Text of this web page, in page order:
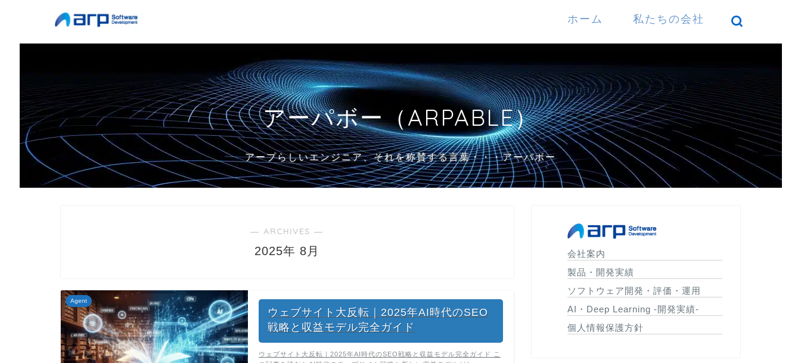
ホーム 私たちの会社
アーパボー（ARPABLE）
アープらしいエンジニア、それを称賛する言葉・・・アーパボー
― ARCHIVES ―
2025年 8月
Agent
ウェブサイト大反転｜2025年AI時代のSEO
戦略と収益モデル完全ガイド
ウェブサイト大反転｜2025年AI時代のSEO戦略と収益モデル完全ガイド こ
会社案内
製品・開発実績
ソフトウェア開発・評価・運用
AI・Deep Learning -開発実績-
個人情報保護方針